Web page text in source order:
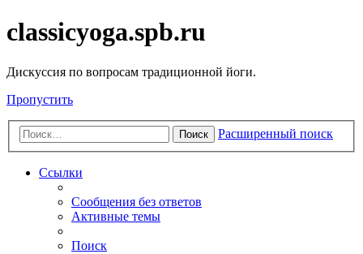
classicyoga.spb.ru
Дискуссия по вопросам традиционной йоги.
Пропустить
Поиск Расширенный поиск
Ссылки
Сообщения без ответов
Активные темы
Поиск